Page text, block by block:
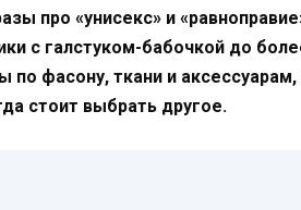
про «унисекс» и
с галстуком-бабочкой до
фасону, ткани и
стоит выбрать другое.